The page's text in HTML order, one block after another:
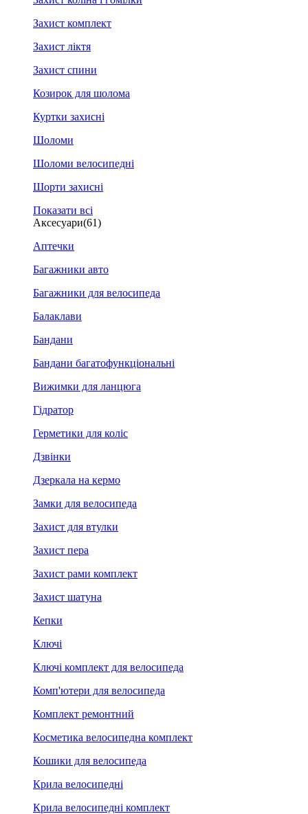
Захист комплект
Захист ліктя
Захист спини
Козирок для шолома
Куртки захисні
Шоломи
Шоломи велосипедні
Шорти захисні
Показати всі
Аксесуари(61)
Аптечки
Багажники авто
Багажники для велосипеда
Балаклави
Бандани
Бандани багатофункціональні
Вижимки для ланцюга
Гідратор
Герметики для коліс
Дзвінки
Дзеркала на кермо
Замки для велосипеда
Захист для втулки
Захист пера
Захист рами комплект
Захист шатуна
Кепки
Ключі
Ключі комплект для велосипеда
Комп'ютери для велосипеда
Комплект ремонтний
Косметика велосипедна комплект
Кошики для велосипеда
Крила велосипедні
Крила велосипедні комплект